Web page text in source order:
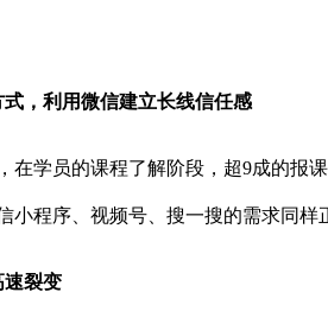
，利用微信建立长线信任感
在学员的课程了解阶段，超9成的报
小程序、视频号、搜一搜的需求同
速裂变